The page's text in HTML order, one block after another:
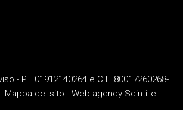
- P.I. 01912140264 e C.F. 80017260268-
- Mappa del sito - Web agency Scintille